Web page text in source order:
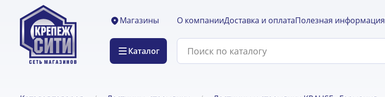
Магазины
Каталог
О компанииДоставка и оплатаПолезная информация